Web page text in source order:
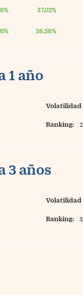
37,02%
38,58%
1 año
Volatilidad
Ranking:
3 años
Volatilidad
Ranking: